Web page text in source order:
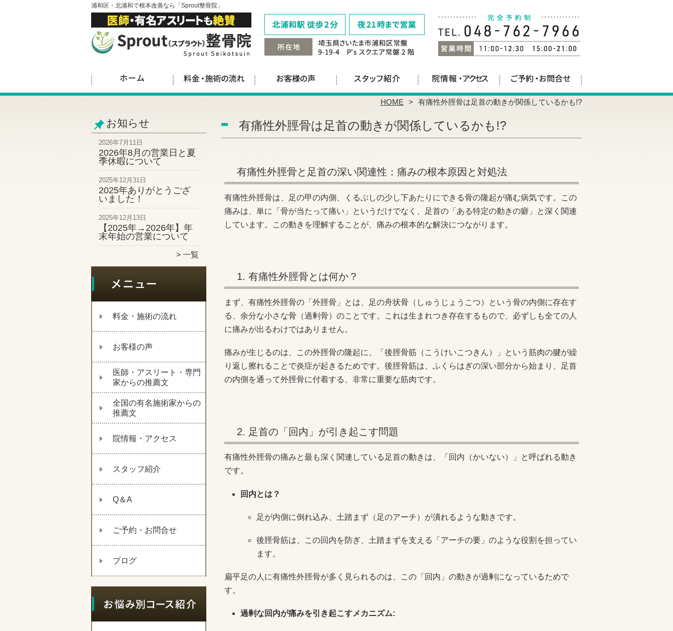
浦和区・北浦和で根本改善なら「Sprout整骨院」
HOME 有痛性外脛骨は足首の動きが関係しているかも!?
お知らせ
2026年7月11日
2026年8月の営業日と夏
季休暇について
2025年12月31日
2025年ありがとうござ
いました！
2025年12月13日
【2025年→2026年】年
末年始の営業について
一覧
料金・施術の流れ
お客様の声
医師・アスリート・専門
家からの推薦文
全国の有名施術家からの
推薦文
院情報・アクセス
スタッフ紹介
Q＆A
ご予約・お問合せ
ブログ
有痛性外脛骨は足首の動きが関係しているかも!?
有痛性外脛骨と足首の深い関連性：痛みの根本原因と対処法
有痛性外脛骨は、足の甲の内側、くるぶしの少し下あたりにできる骨の隆起が痛む病気です。この
痛みは、単に「骨が当たって痛い」というだけでなく、足首の「ある特定の動きの癖」と深く関連
しています。この動きを理解することが、痛みの根本的な解決につながります。
1. 有痛性外脛骨とは何か？
まず、有痛性外脛骨の「外脛骨」とは、足の舟状骨（しゅうじょうこつ）という骨の内側に存在す
る、余分な小さな骨（過剰骨）のことです。これは生まれつき存在するもので、必ずしも全ての人
に痛みが出るわけではありません。
痛みが生じるのは、この外脛骨の隆起に、「後脛骨筋（こうけいこつきん）」という筋肉の腱が繰
り返し擦れることで炎症が起きるためです。後脛骨筋は、ふくらはぎの深い部分から始まり、足首
の内側を通って外脛骨に付着する、非常に重要な筋肉です。
2. 足首の「回内」が引き起こす問題
有痛性外脛骨の痛みと最も深く関連している足首の動きは、「回内（かいない）」と呼ばれる動き
です。
回内とは？
足が内側に倒れ込み、土踏まず（足のアーチ）が潰れるような動きです。
後脛骨筋は、この回内を防ぎ、土踏まずを支える「アーチの要」のような役割を担ってい
ます。
扁平足の人に有痛性外脛骨が多く見られるのは、この「回内」の動きが過剰になっているためで
す。
過剰な回内が痛みを引き起こすメカニズム: